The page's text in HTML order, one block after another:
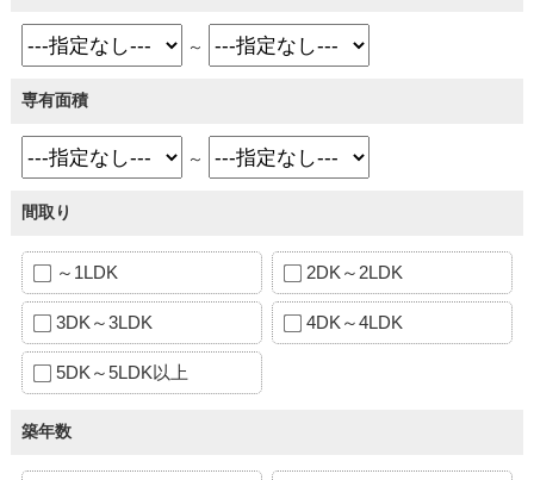
～
専有面積
～
間取り
～1LDK 2DK～2LDK
3DK～3LDK 4DK～4LDK
5DK～5LDK以上
築年数